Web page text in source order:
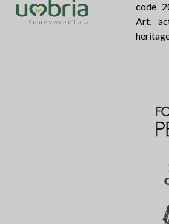
code
Art,